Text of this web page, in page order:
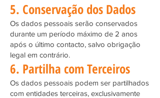
5. Conservação dos Dados
Os dados pessoais serão conservados
durante um período máximo de 2 anos
após o último contacto, salvo obrigação
legal em contrário.
6. Partilha com Terceiros
Os dados pessoais podem ser partilhados
com entidades terceiras, exclusivamente